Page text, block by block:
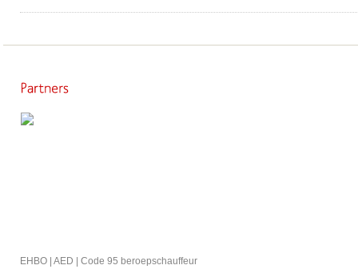
EHBO | AED | Code 95 beroepschauffeur